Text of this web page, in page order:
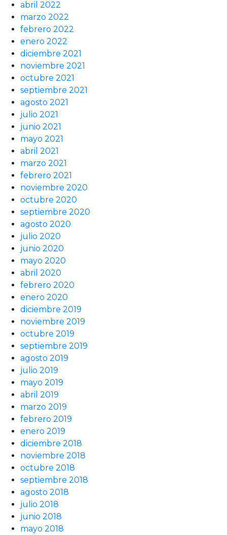
abril 2022
marzo 2022
febrero 2022
enero 2022
diciembre 2021
noviembre 2021
octubre 2021
septiembre 2021
agosto 2021
julio 2021
junio 2021
mayo 2021
abril 2021
marzo 2021
febrero 2021
noviembre 2020
octubre 2020
septiembre 2020
agosto 2020
julio 2020
junio 2020
mayo 2020
abril 2020
febrero 2020
enero 2020
diciembre 2019
noviembre 2019
octubre 2019
septiembre 2019
agosto 2019
julio 2019
mayo 2019
abril 2019
marzo 2019
febrero 2019
enero 2019
diciembre 2018
noviembre 2018
octubre 2018
septiembre 2018
agosto 2018
julio 2018
junio 2018
mayo 2018